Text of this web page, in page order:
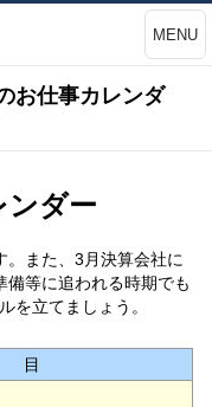
MENU
お仕事カレンダ
ンダー
また、3月決算会社に
備等に追われる時期でも
を立てましょう。
目